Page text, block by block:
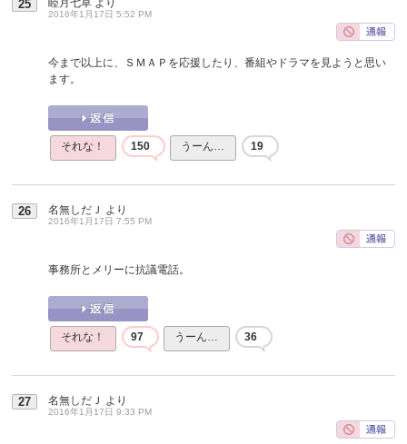
25
2016年1月17日 5:52 PM
今まで以上に、ＳＭＡＰを応援したり、番組やドラマを見ようと思い
ます。
それな！ 150 うーん… 19
26 名無しだＪ より
2016年1月17日 7:55 PM
事務所とメリーに抗議電話。
それな！ 97 うーん… 36
27 名無しだＪ より
2016年1月17日 9:33 PM